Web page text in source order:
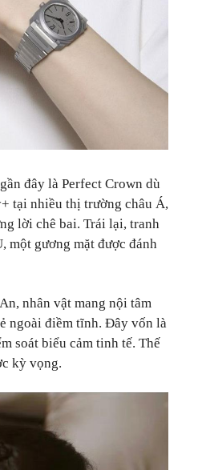
đây là Perfect Crown dù
tại nhiều thị trường châu Á,
lời chê bai. Trái lại, tranh
một gương mặt được đánh
nhân vật mang nội tâm
ngoài điềm tĩnh. Đây vốn là
soát biểu cảm tinh tế. Thế
kỳ vọng.